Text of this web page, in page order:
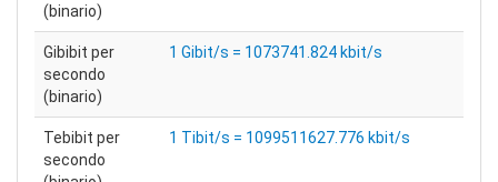
(binario)
Gibibit per
secondo
(binario)
1 Gibit/s = 1073741.824 kbit/s
Tebibit per
secondo
1 Tibit/s = 1099511627.776 kbit/s